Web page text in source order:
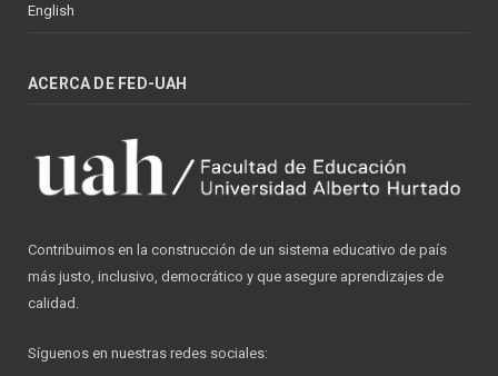
English
ACERCA DE FED-UAH
Contribuimos en la construcción de un sistema educativo de país
más justo, inclusivo, democrático y que asegure aprendizajes de
calidad.
Síguenos en nuestras redes sociales: